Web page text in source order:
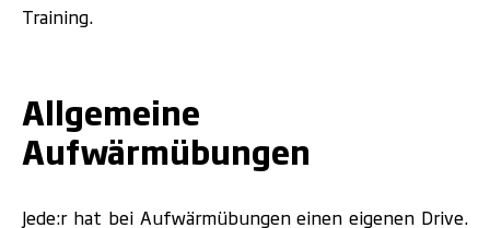
Training.
Allgemeine
Aufwärmübungen
Jede:r hat bei Aufwärmübungen einen eigenen Drive.